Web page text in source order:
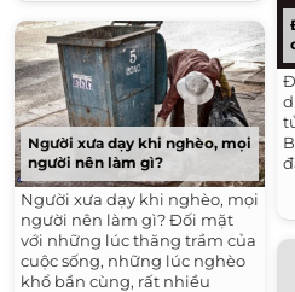
Người xưa dạy khi nghèo, mọi
người nên làm gì?
Người xưa dạy khi nghèo, mọi
người nên làm gì? Đối mặt
với những lúc thăng trầm của
cuộc sống, những lúc nghèo
khổ bần cùng, rất nhiều